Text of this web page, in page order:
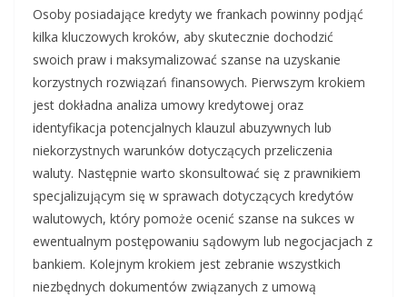
Osoby posiadające kredyty we frankach powinny podjąć
kilka kluczowych kroków, aby skutecznie dochodzić
swoich praw i maksymalizować szanse na uzyskanie
korzystnych rozwiązań finansowych. Pierwszym krokiem
jest dokładna analiza umowy kredytowej oraz
identyfikacja potencjalnych klauzul abuzywnych lub
niekorzystnych warunków dotyczących przeliczenia
waluty. Następnie warto skonsultować się z prawnikiem
specjalizującym się w sprawach dotyczących kredytów
walutowych, który pomoże ocenić szanse na sukces w
ewentualnym postępowaniu sądowym lub negocjacjach z
bankiem. Kolejnym krokiem jest zebranie wszystkich
niezbędnych dokumentów związanych z umową